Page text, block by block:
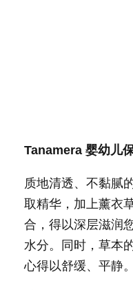
Tanamera 婴幼儿
质地清透、不黏腻
取精华，加上薰衣
合，得以深层滋润
水分。同时，草本
心得以舒缓、平静。